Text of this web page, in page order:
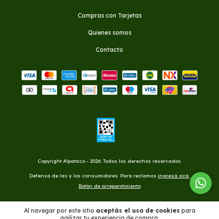
Al navegar por este sitio aceptás el uso de cookies para
Compras con Tarjetas
Quienes somos
Contacto
Copyright Alpataco - 2026. Todos los derechos reservados.
Defensa de las y los consumidores. Para reclamos ingresá acá.
Botón de arrepentimiento